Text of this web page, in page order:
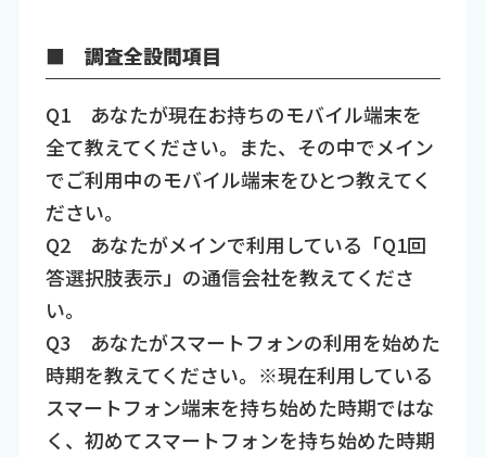
■ 調査全設問項目
Q1 あなたが現在お持ちのモバイル端末を
全て教えてください。また、その中でメイン
でご利用中のモバイル端末をひとつ教えてく
ださい。
Q2 あなたがメインで利用している「Q1回
答選択肢表示」の通信会社を教えてくださ
い。
Q3 あなたがスマートフォンの利用を始めた
時期を教えてください。※現在利用している
スマートフォン端末を持ち始めた時期ではな
く、初めてスマートフォンを持ち始めた時期